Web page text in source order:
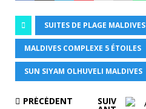
SUITES DE PLAGE MALDIVES
MALDIVES COMPLEXE 5 ÉTOILES
SUN SIYAM OLHUVELI MALDIVES
PRÉCÉDENT SUIV